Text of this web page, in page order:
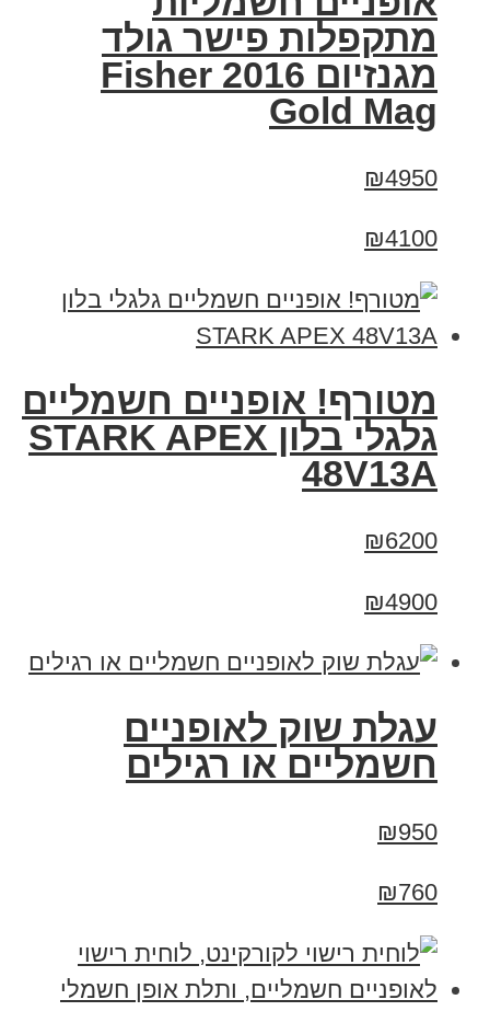
מתקפלות פישר גולד
מגנזיום 2016 Fisher
Gold Mag
₪4950
₪4100
מטורף! אופניים חשמליים
גלגלי בלון STARK APEX
48V13A
₪6200
₪4900
עגלת שוק לאופניים
חשמליים או רגילים
₪950
₪760